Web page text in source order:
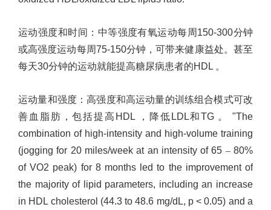
运动强度和时间 ： 中等强度有氧运动每周 150-300分钟
或高强度运动每周75-150分钟，可带来健康益处。甚至
每天30分钟的运动就能提高糖尿病患者的HDL 。
运动量和强度：高强度和高运动量的训练组合模式可改
善血脂肪，包括提高 HDL ，降低 LDL和TG 。
"The
combination of high-intensity and high-volume training
(jogging for 20 miles/week at an intensity of 65 –80%
of VO2 peak) for 8 months led to the improvement of
the majority of lipid parameters, including an increase
in HDL cholesterol (44.3 to 48.6 mg/dL, p < 0.05) and a